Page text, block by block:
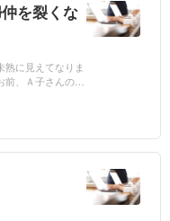
を裂くな
に見えてなりま
、Ａ子さんのこ